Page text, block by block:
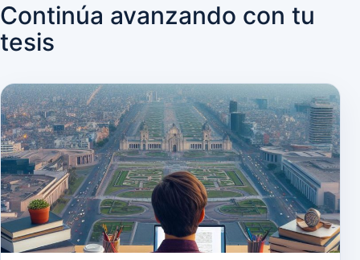
Continúa avanzando con tu
tesis